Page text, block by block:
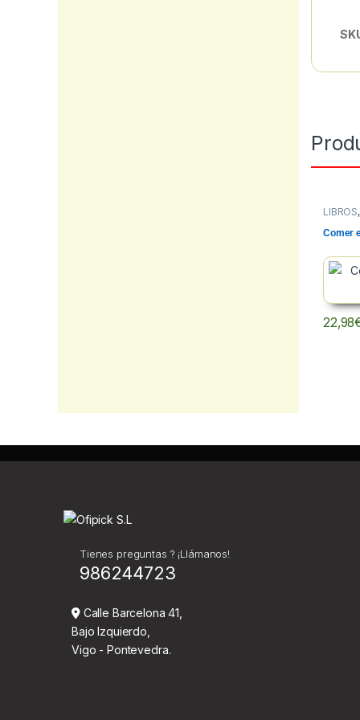
LIBROS
Comer
22,98
Tienes preguntas ? ¡Llámanos!
986244723
Calle Barcelona 41,
Bajo Izquierdo,
Vigo - Pontevedra.